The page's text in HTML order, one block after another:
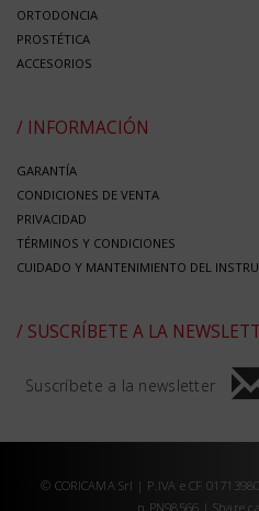
ORTODONCIA
PROSTÉTICA
ACCESORIOS
/ INFORMACIÓN
GARANTÍA
CONDICIONES DE VENTA
PRIVACIDAD
TÉRMINOS Y CONDICIONES
CUIDADO Y MANTENIMIENTO DEL
/ SUSCRÍBETE A LA
Suscríbete a la newsletter
© CORICAMA Srl | P.IVA e CF
n.PN98566 | Share